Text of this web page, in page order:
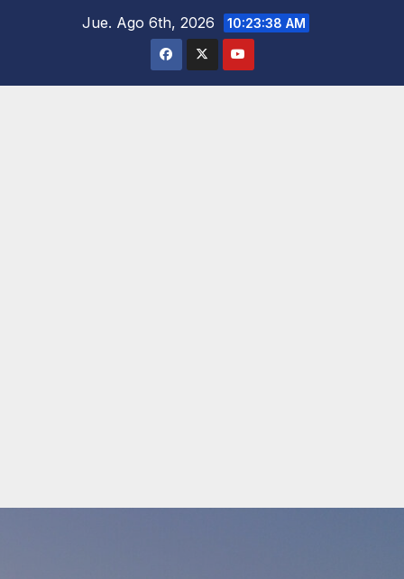
Jue. Ago 6th, 2026 10:23:39 AM